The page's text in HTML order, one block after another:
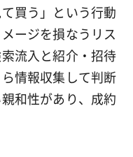
買う」という行動
ージを損なうリス
流入と紹介・招待
情報収集して判断
和性があり、成約